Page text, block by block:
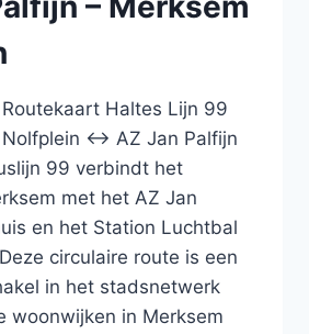
Haltes Lijn 99
Nolfplein ↔ AZ Jan Palfijn
99 verbindt het
met het AZ Jan
en het Station Luchtbal
circulaire route is een
in het stadsnetwerk
woonwijken in Merksem